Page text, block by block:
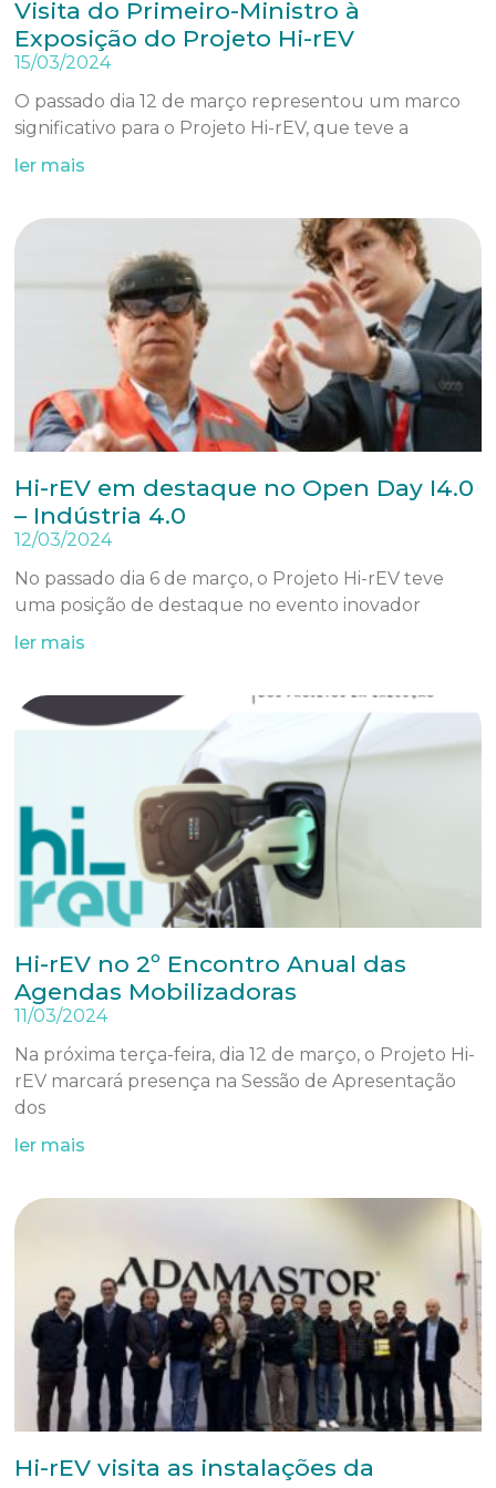
Visita do Primeiro-Ministro à
Exposição do Projeto Hi-rEV
15/03/2024
O passado dia 12 de março representou um marco
significativo para o Projeto Hi-rEV, que teve a
ler mais
Hi-rEV em destaque no Open Day I4.0
– Indústria 4.0
12/03/2024
No passado dia 6 de março, o Projeto Hi-rEV teve
uma posição de destaque no evento inovador
ler mais
Hi-rEV no 2º Encontro Anual das
Agendas Mobilizadoras
11/03/2024
Na próxima terça-feira, dia 12 de março, o Projeto Hi-
rEV marcará presença na Sessão de Apresentação
dos
ler mais
Hi-rEV visita as instalações da